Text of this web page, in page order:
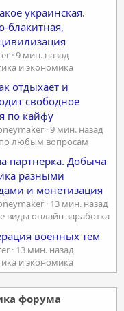
украинская.
блакитная,
9 мин. назад
и экономика
отдыхает и
свободное
по кайфу
9 мин. назад
любым вопросам
партнерка. Добыча
разными
и монетизация
13 мин. назад
виды онлайн заработка
военных тем
13 мин. назад
и экономика
форума